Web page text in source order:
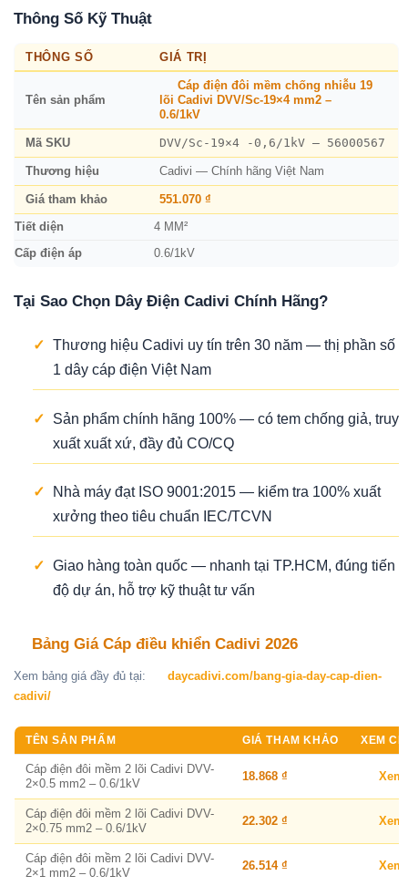
Thông Số Kỹ Thuật
THÔNG SỐ GIÁ TRỊ
Tên sản phẩm
Cáp điện đôi mềm chống nhiễu 19
lõi Cadivi DVV/Sc-19×4 mm2 –
0.6/1kV
Mã SKU DVV/Sc-19×4 -0,6/1kV – 56000567
Thương hiệu Cadivi — Chính hãng Việt Nam
Giá tham khảo 551.070 ₫
Tiết diện 4 MM²
Cấp điện áp 0.6/1kV
Tại Sao Chọn Dây Điện Cadivi Chính Hãng?
✓ Thương hiệu Cadivi uy tín trên 30 năm — thị phần số
1 dây cáp điện Việt Nam
✓
Sản phẩm chính hãng 100% — có tem chống giả, truy
xuất xuất xứ, đầy đủ CO/CQ
✓
Nhà máy đạt ISO 9001:2015 — kiểm tra 100% xuất
xưởng theo tiêu chuẩn IEC/TCVN
✓ Giao hàng toàn quốc — nhanh tại TP.HCM, đúng tiến
độ dự án, hỗ trợ kỹ thuật tư vấn
Bảng Giá Cáp điều khiển Cadivi 2026
Xem bảng giá đầy đủ tại:
daycadivi.com/bang-gia-day-cap-dien-
cadivi/
TÊN SẢN PHẨM GIÁ THAM KHẢO XEM
Cáp điện đôi mềm 2 lõi Cadivi DVV-
2×0.5 mm2 – 0.6/1kV
18.868 ₫
Cáp điện đôi mềm 2 lõi Cadivi DVV-
2×0.75 mm2 – 0.6/1kV
22.302 ₫
Cáp điện đôi mềm 2 lõi Cadivi DVV-
2×1 mm2 – 0.6/1kV
26.514 ₫